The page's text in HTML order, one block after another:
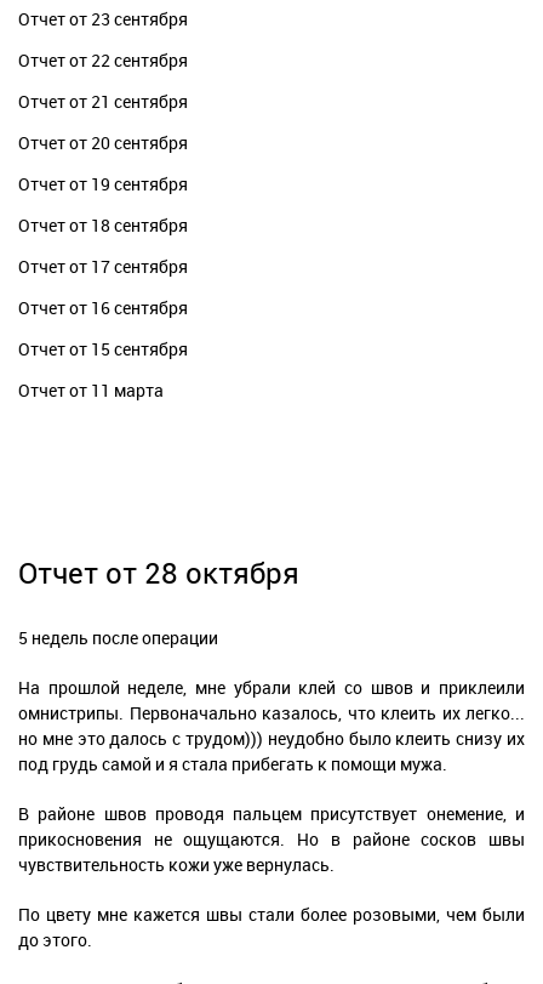
Отчет от 23 сентября
Отчет от 22 сентября
Отчет от 21 сентября
Отчет от 20 сентября
Отчет от 19 сентября
Отчет от 18 сентября
Отчет от 17 сентября
Отчет от 16 сентября
Отчет от 15 сентября
Отчет от 11 марта
Отчет от 28 октября
5 недель после операции
На прошлой неделе, мне убрали клей со швов и приклеили
омнистрипы. Первоначально казалось, что клеить их легко...
но мне это далось с трудом))) неудобно было клеить снизу их
под грудь самой и я стала прибегать к помощи мужа.
В районе швов проводя пальцем присутствует онемение, и
прикосновения не ощущаются. Но в районе сосков швы
чувствительность кожи уже вернулась.
По цвету мне кажется швы стали более розовыми, чем были
до этого.